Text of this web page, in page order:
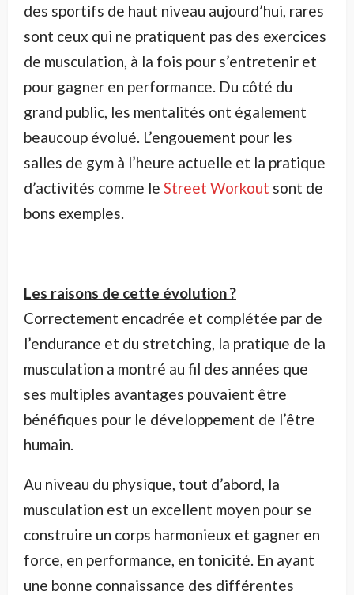
des sportifs de haut niveau aujourd’hui, rares
sont ceux qui ne pratiquent pas des exercices
de musculation, à la fois pour s’entretenir et
pour gagner en performance. Du côté du
grand public, les mentalités ont également
beaucoup évolué. L’engouement pour les
salles de gym à l’heure actuelle et la pratique
d’activités comme le Street Workout sont de
bons exemples.
Les raisons de cette évolution ?
Correctement encadrée et complétée par de
l’endurance et du stretching, la pratique de la
musculation a montré au fil des années que
ses multiples avantages pouvaient être
bénéfiques pour le développement de l’être
humain.
Au niveau du physique, tout d’abord, la
musculation est un excellent moyen pour se
construire un corps harmonieux et gagner en
force, en performance, en tonicité. En ayant
une bonne connaissance des différentes